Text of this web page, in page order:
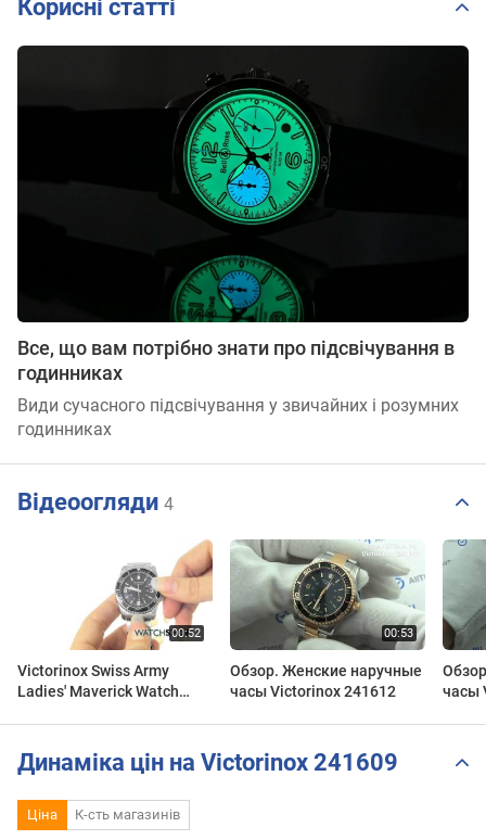
Корисні статті
Все, що вам потрібно знати про підсвічування в
годинниках
Види сучасного підсвічування у звичайних і розумних
годинниках
Відеоогляди 4
Victorinox Swiss Army
Ladies' Maverick Watch
Обзор. Женские наручные
часы Victorinox 241612
часы
Динаміка цін на Victorinox 241609
Ціна К-сть магазинів